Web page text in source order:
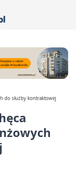
do służby kontraktowej